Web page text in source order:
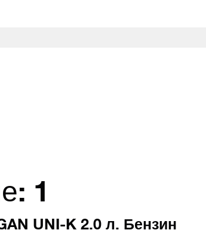
1
UNI-K 2.0 л. Бензин